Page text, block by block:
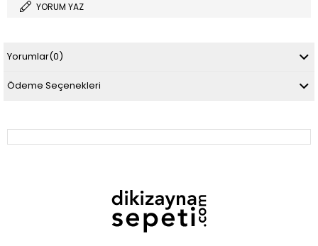
YORUM YAZ
Yorumlar(0)
Ödeme Seçenekleri